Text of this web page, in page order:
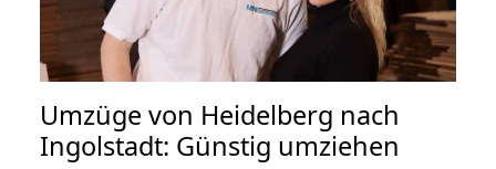
Umzüge von Heidelberg nach
Ingolstadt: Günstig umziehen